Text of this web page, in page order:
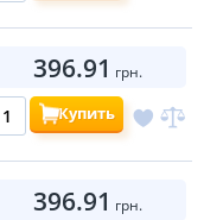
396.91 грн.
Купить
396.91 грн.